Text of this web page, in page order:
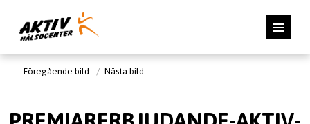
Föregående bild Nästa bild